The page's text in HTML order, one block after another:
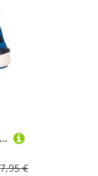
Trollkids Kinder Saltfjord Sandale
€